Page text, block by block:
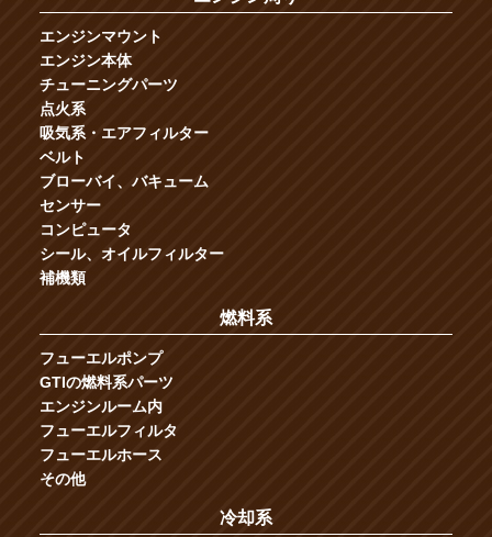
エンジンマウント
エンジン本体
チューニングパーツ
点火系
吸気系・エアフィルター
ベルト
ブローバイ、バキューム
センサー
コンピュータ
シール、オイルフィルター
補機類
燃料系
フューエルポンプ
GTIの燃料系パーツ
エンジンルーム内
フューエルフィルタ
フューエルホース
その他
冷却系